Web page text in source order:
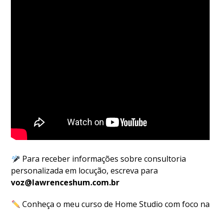
Para receber informações sobre consultoria
personalizada em locução, escreva para
voz@lawrenceshum.com.br
Conheça o meu curso de Home Studio com foco na